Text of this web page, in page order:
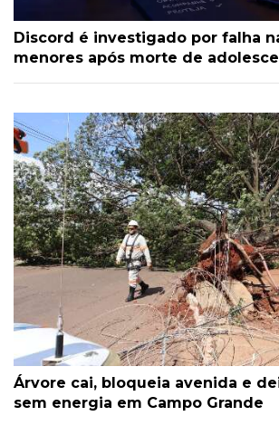
Discord é investigado por falha
menores após morte de
Árvore cai, bloqueia avenida e
sem energia em Campo Grande